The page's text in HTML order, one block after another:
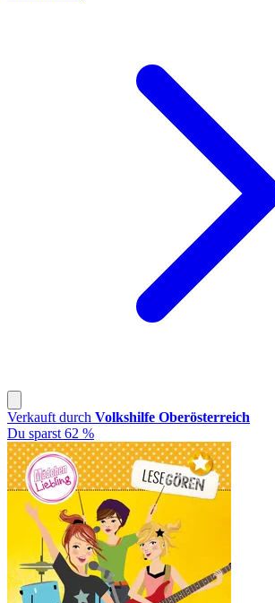
Verkauft durch Volkshilfe Oberösterreich
Du sparst 62 %